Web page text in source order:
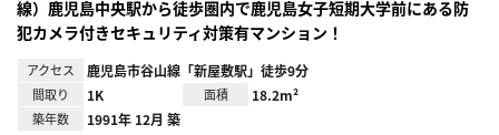
線）鹿児島中央駅から徒歩圏内で鹿児島女子短期大学前にある防
犯カメラ付きセキュリティ対策有マンション！
アクセス 鹿児島市谷山線「新屋敷駅」徒歩9分
間取り 1K 面積 18.2m²
築年数 1991年 12月 築